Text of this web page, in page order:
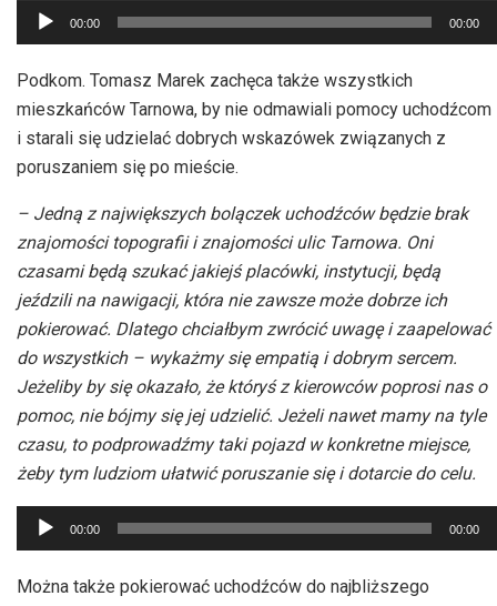
Odtwarzacz
plików
dźwiękowych
00:00 00:00
Podkom. Tomasz Marek zachęca także wszystkich
mieszkańców Tarnowa, by nie odmawiali pomocy uchodźcom
i starali się udzielać dobrych wskazówek związanych z
poruszaniem się po mieście.
– Jedną z największych bolączek uchodźców będzie brak
znajomości topografii i znajomości ulic Tarnowa. Oni
czasami będą szukać jakiejś placówki, instytucji, będą
jeździli na nawigacji, która nie zawsze może dobrze ich
pokierować. Dlatego chciałbym zwrócić uwagę i zaapelować
do wszystkich – wykażmy się empatią i dobrym sercem.
Jeżeliby by się okazało, że któryś z kierowców poprosi nas o
pomoc, nie bójmy się jej udzielić. Jeżeli nawet mamy na tyle
czasu, to podprowadźmy taki pojazd w konkretne miejsce,
żeby tym ludziom ułatwić poruszanie się i dotarcie do celu.
Odtwarzacz
plików
dźwiękowych
00:00 00:00
Można także pokierować uchodźców do najbliższego